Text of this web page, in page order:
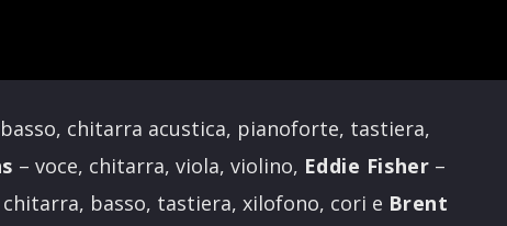
basso, chitarra acustica, pianoforte, tastiera,
– voce, chitarra, viola, violino, Eddie Fisher –
chitarra, basso, tastiera, xilofono, cori e Brent